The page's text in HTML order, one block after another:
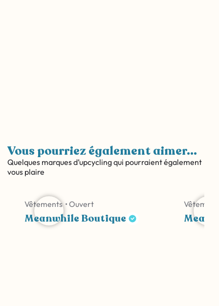
Vous pourriez également aimer...
Quelques marques d’upcycling qui pourraient également
vous plaire
Vêtements • Ouvert
Meanwhile Boutique